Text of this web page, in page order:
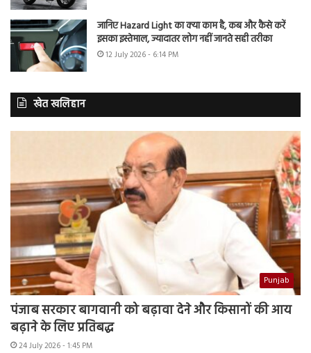
जानिए Hazard Light का क्या काम है, कब और कैसे करें
इसका इस्तेमाल, ज्यादातर लोग नहीं जानते सही तरीका
12 July 2026 - 6:14 PM
खेत खलिहान
Punjab
पंजाब सरकार बागवानी को बढ़ावा देने और किसानों की आय
बढ़ाने के लिए प्रतिबद्ध
24 July 2026 - 1:45 PM